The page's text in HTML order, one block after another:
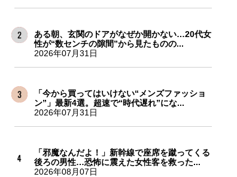
ある朝、玄関のドアがなぜか開かない…20代女
性が“数センチの隙間”から見たものの...
2026年07月31日
「今から買ってはいけない“メンズファッショ
ン”」最新4選。超速で“時代遅れ”にな...
2026年07月31日
「邪魔なんだよ！」新幹線で座席を蹴ってくる
後ろの男性…恐怖に震えた女性客を救った...
2026年08月07日